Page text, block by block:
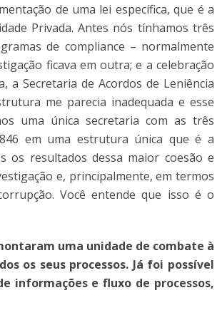
de uma lei específica, que é a
Privada. Antes nós tínhamos três
de compliance – normalmente
ficava em outra; e a celebração
a Secretaria de Acordos de Leniência
me parecia inadequada e esse
uma única secretaria com as três
em uma estrutura única que é a
os resultados dessa maior coesão e
e, principalmente, em termos
Você entende que isso é o
uma unidade de combate à
os seus processos. Já foi possível
informações e fluxo de processos,